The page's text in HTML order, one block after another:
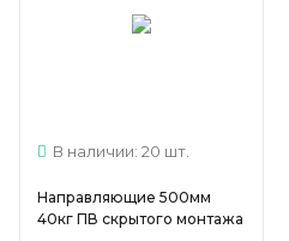
В наличии: 20 шт.
Направляющие 500мм
40кг ПВ скрытого монтажа